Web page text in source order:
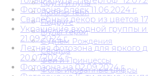
Круги и луна
Люблю тебя
Подруге
Мульт герои
С Днем Рождения
Сердца
Феи и Принцессы
Фольгированные цифры
Фотозона-блеск 11.06.2024 г.
Свадебный декор из цветов
Украшение входной группы
21.09.2024 г.
Летняя фотозона для яркого
20.07.2024 г.
Фотозона на 02.09.2024 г.